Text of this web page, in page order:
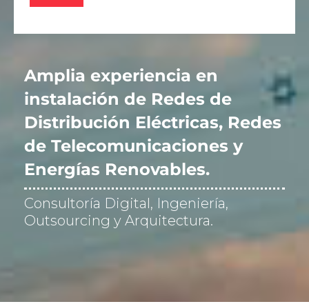
v
r
i
c
a
c
i
ó
n
*
Amplia experiencia en
instalación de Redes de
Distribución Eléctricas, Redes
de Telecomunicaciones y
Energías Renovables.
Consultoría Digital, Ingeniería,
Outsourcing y Arquitectura.